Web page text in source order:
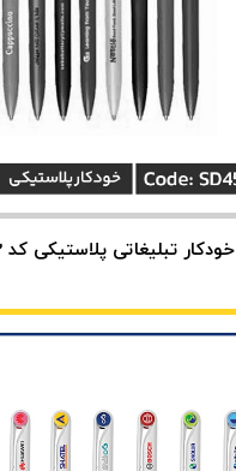
خودکار تبلیغاتی پلاستیکی کد SD452